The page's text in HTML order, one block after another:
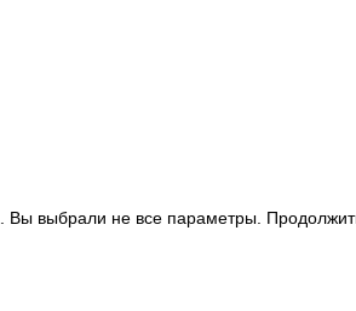
Вы выбрали не все параметры.